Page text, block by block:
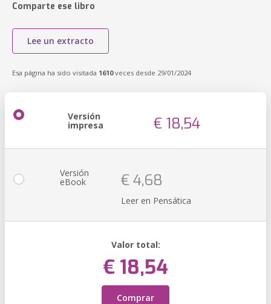
Comparte ese libro
Lee un extracto
Esa página ha sido visitada 1610veces desde 29/01/2024
Versión
impresa € 18,54
Versión
eBook € 4,68
Leer en Pensática
Valor total:
€ 18,54
Comprar